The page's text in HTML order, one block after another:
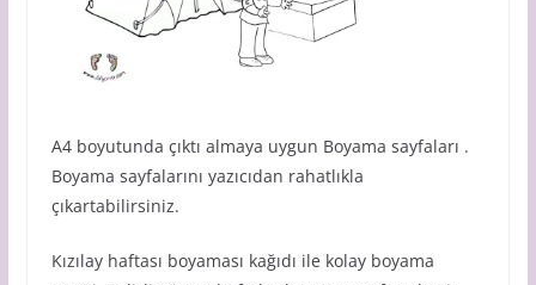
A4 boyutunda çıktı almaya uygun Boyama sayfaları .
Boyama sayfalarını yazıcıdan rahatlıkla
çıkartabilirsiniz.
Kızılay haftası boyaması kağıdı ile kolay boyama